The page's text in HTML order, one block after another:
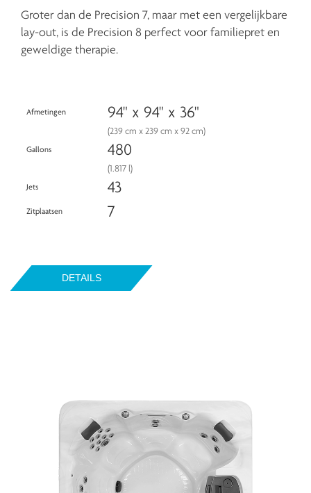
Groter dan de Precision 7, maar met een vergelijkbare
lay-out, is de Precision 8 perfect voor familiepret en
geweldige therapie.
Afmetingen 94" x 94" x 36"
(239 cm x 239 cm x 92 cm)
Gallons 480
(1.817 l)
Jets 43
Zitplaatsen 7
DETAILS